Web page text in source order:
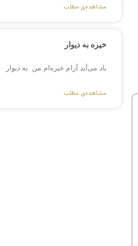
مشاهده‌ی مطلب
خیره به دیوار
باد می‌آید آرام خیره‌ام من به دیوار
مشاهده‌ی مطلب